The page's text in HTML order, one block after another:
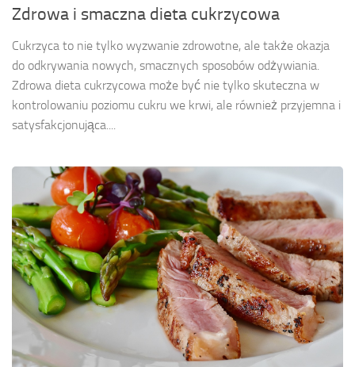
Zdrowa i smaczna dieta cukrzycowa
Cukrzyca to nie tylko wyzwanie zdrowotne, ale także okazja
do odkrywania nowych, smacznych sposobów odżywiania.
Zdrowa dieta cukrzycowa może być nie tylko skuteczna w
kontrolowaniu poziomu cukru we krwi, ale również przyjemna i
satysfakcjonująca....